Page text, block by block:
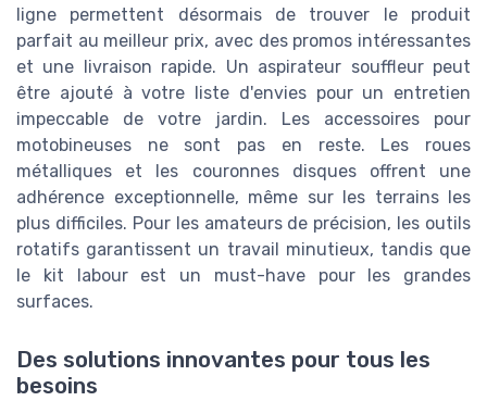
ligne permettent désormais de trouver le produit
parfait au meilleur prix, avec des promos intéressantes
et une livraison rapide. Un aspirateur souffleur peut
être ajouté à votre liste d'envies pour un entretien
impeccable de votre jardin. Les accessoires pour
motobineuses ne sont pas en reste. Les roues
métalliques et les couronnes disques offrent une
adhérence exceptionnelle, même sur les terrains les
plus difficiles. Pour les amateurs de précision, les outils
rotatifs garantissent un travail minutieux, tandis que
le kit labour est un must-have pour les grandes
surfaces.
Des solutions innovantes pour tous les
besoins